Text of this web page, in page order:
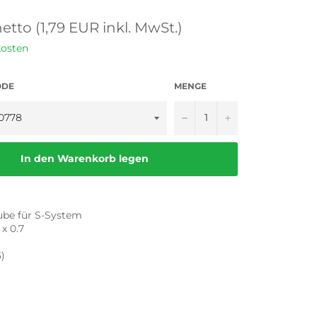
(1,79 EUR inkl. MwSt.)
MENGE
− +
In den Warenkorb legen
für S-System
0.7